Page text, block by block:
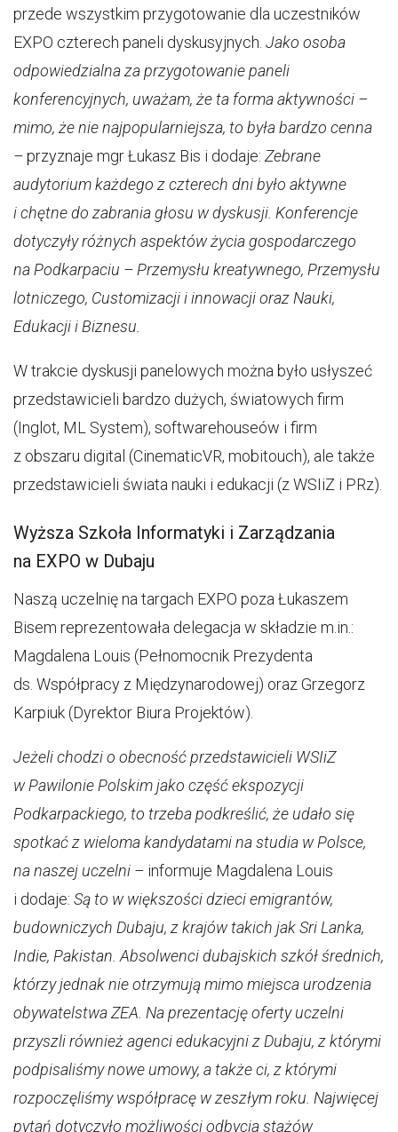
przede wszystkim przygotowanie dla uczestników
EXPO czterech paneli dyskusyjnych. Jako osoba
odpowiedzialna za przygotowanie paneli
konferencyjnych, uważam, że ta forma aktywności –
mimo, że nie najpopularniejsza, to była bardzo cenna
–przyznaje mgr Łukasz Bis i dodaje: Zebrane
audytorium każdego z czterech dni było aktywne
i chętne do zabrania głosu w dyskusji. Konferencje
dotyczyły różnych aspektów życia gospodarczego
na Podkarpaciu – Przemysłu kreatywnego, Przemysłu
lotniczego, Customizacji i innowacji oraz Nauki,
Edukacji i Biznesu.
W trakcie dyskusji panelowych można było usłyszeć
przedstawicieli bardzo dużych, światowych firm
(Inglot, ML System), softwarehouseów i firm
z obszaru digital (CinematicVR, mobitouch), ale także
przedstawicieli świata nauki i edukacji (z WSIiZ i PRz).
Wyższa Szkoła Informatyki i Zarządzania
na EXPO w Dubaju
Naszą uczelnię na targach EXPO poza Łukaszem
Bisem reprezentowała delegacja w składzie m.in.:
Magdalena Louis (Pełnomocnik Prezydenta
ds. Współpracy z Międzynarodowej) oraz Grzegorz
Karpiuk (Dyrektor Biura Projektów).
Jeżeli chodzi o obecność przedstawicieli WSIiZ
w Pawilonie Polskim jako część ekspozycji
Podkarpackiego, to trzeba podkreślić, że udało się
spotkać z wieloma kandydatami na studia w Polsce,
na naszej uczelni – informuje Magdalena Louis
i dodaje: Są to w większości dzieci emigrantów,
budowniczych Dubaju, z krajów takich jak Sri Lanka,
Indie, Pakistan. Absolwenci dubajskich szkół średnich,
którzy jednak nie otrzymują mimo miejsca urodzenia
obywatelstwa ZEA. Na prezentację oferty uczelni
przyszli również agenci edukacyjni z Dubaju, z którymi
podpisaliśmy nowe umowy, a także ci, z którymi
rozpoczęliśmy współpracę w zeszłym roku. Najwięcej
pytań dotyczyło możliwości odbycia stażów